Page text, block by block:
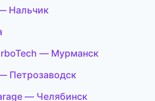
Нальчик
— Мурманск
Петрозаводск
— Челябинск